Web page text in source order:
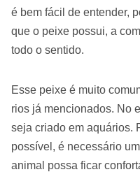
é bem fácil de entender,
que o peixe possui, a
todo o sentido.
Esse peixe é muito
rios já mencionados. No
seja criado em aquários.
possível, é necessário
animal possa ficar